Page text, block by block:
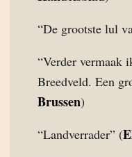
“De grootste lul
“Verder vermaak
Breedveld. Een
Brussen)
“Landverrader” (